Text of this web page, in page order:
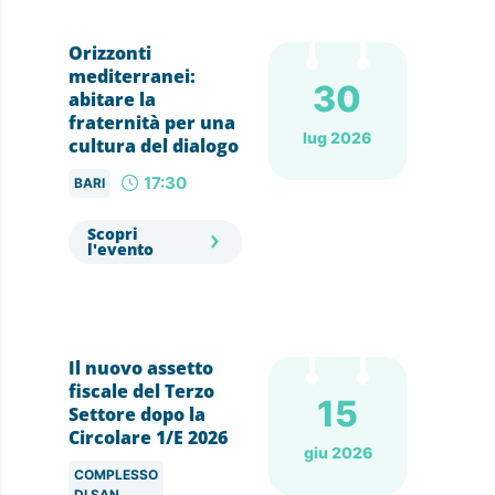
Orizzonti
mediterranei:
abitare la
fraternità per una
cultura del dialogo
BARI 17:30
Scopri
l'evento
30
lug 2026
Il nuovo assetto
fiscale del Terzo
Settore dopo la
Circolare 1/E 2026
COMPLESSO
15
giu 2026